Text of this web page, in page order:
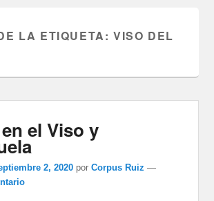
LA ETIQUETA: VISO DEL
el Viso y
2, 2020 porCorpus Ruiz —